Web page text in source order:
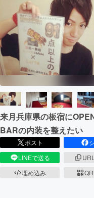
アート・写真
テクノロジー
映像・映画
ビジネス・
まちづくり・
CAMPFIRE for
CAMPFIREふるさ
来月兵庫県の板宿に
BARの内装を整えたい
ポスト
LINEで送る
埋め込み